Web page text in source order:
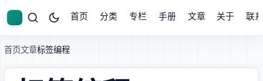
首页 分类 专栏 手册 文章 关于 联
首页文章标签: #AI 编程